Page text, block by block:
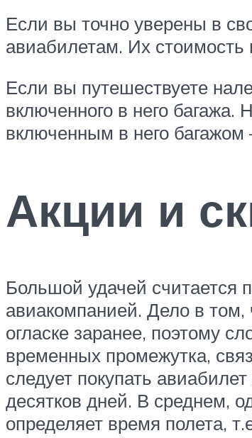
Если вы точно уверены в
авиабилетам. Их
Если вы путешествуете
включенного в него багажа.
включенным в него
Акции и
Большой удачей считается
авиакомпанией. Дело в
огласке заранее, поэтому
временных промежутка,
следует покупать
десятков дней. В среднем,
определяет время полета,